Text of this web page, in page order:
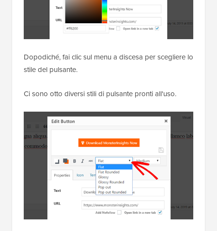
Dopodiché, fai clic sul menu a discesa per scegliere lo
stile del pulsante.
Ci sono otto diversi stili di pulsante pronti all'uso.